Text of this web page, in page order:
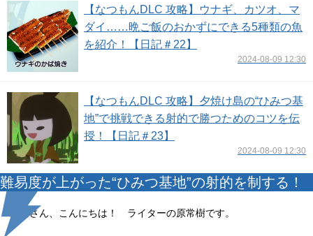
【なつもんDLC 攻略】ウナギ、カツオ、マ
ダイ……晩ご飯のおかずにできる5種類の魚
を紹介！【日記＃22】
2024-08-09 12:30
【なつもんDLC 攻略】夕焼け島の“ひみつ基
地”で挑戦できる射的で勝つためのコツを伝
授！【日記＃23】
2024-08-09 12:30
難易度が上がった“ひみつ基地”の射的を制する！
みなさん、こんにちは！ ライターの原常樹です。